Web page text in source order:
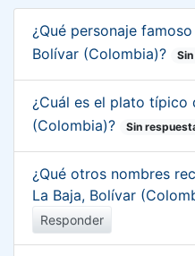
¿Qué personaje
Bolívar (Colombia)?
¿Cuál es el plato típico
(Colombia)?
Sin
¿Qué otros nombres
La Baja, Bolívar
Responder